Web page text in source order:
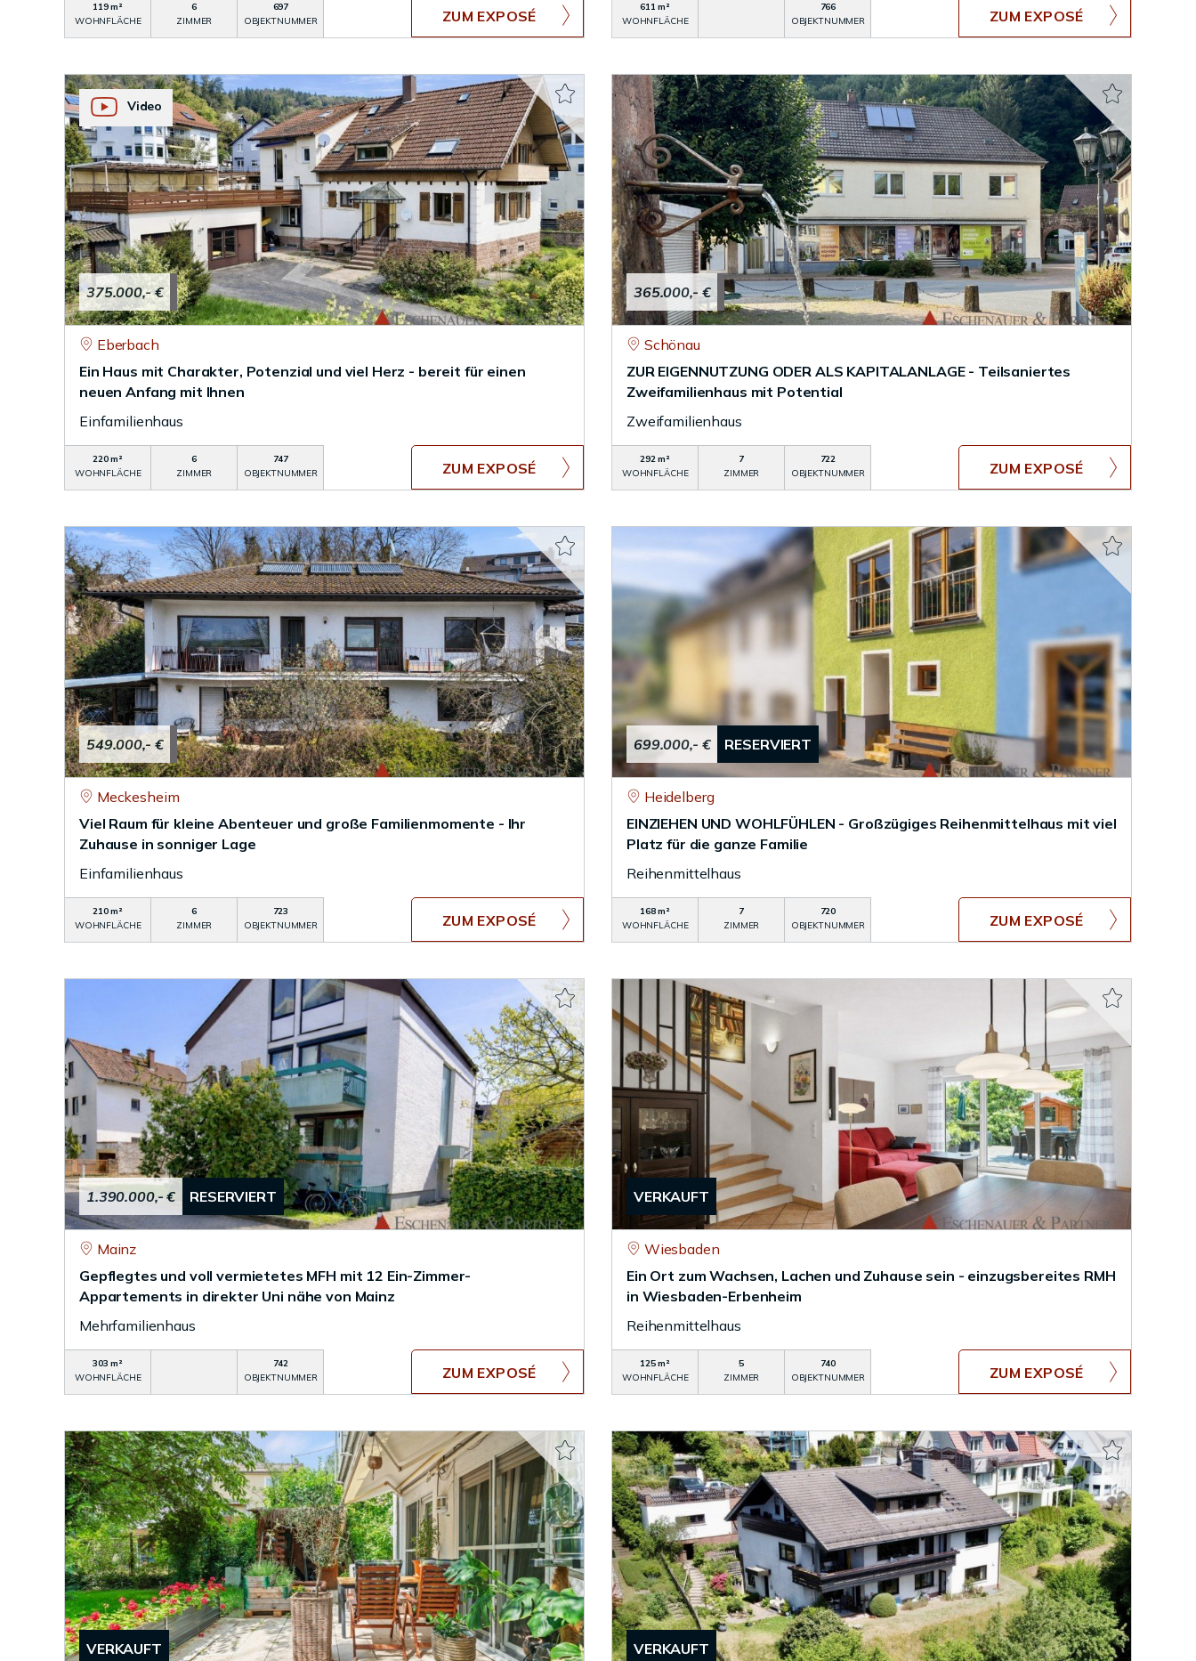
119 m²
WOHNFLÄCHE
6
ZIMMER
697
OBJEKTNUMMER
ZUM EXPOSÉ
611 m²
WOHNFLÄCHE
766
OBJEKTNUMMER
ZUM EXPOSÉ
375.000,- €
Video
Eberbach
Ein Haus mit Charakter, Potenzial und viel Herz - bereit für einen
neuen Anfang mit Ihnen
Einfamilienhaus
220 m²
WOHNFLÄCHE
6
ZIMMER
747
OBJEKTNUMMER
ZUM EXPOSÉ
365.000,- €
Schönau
ZUR EIGENNUTZUNG ODER ALS KAPITALANLAGE - Teilsaniertes
Zweifamilienhaus mit Potential
Zweifamilienhaus
292 m²
WOHNFLÄCHE
7
ZIMMER
722
OBJEKTNUMMER
ZUM EXPOSÉ
549.000,- €
Meckesheim
Viel Raum für kleine Abenteuer und große Familienmomente - Ihr
Zuhause in sonniger Lage
Einfamilienhaus
210 m²
WOHNFLÄCHE
6
ZIMMER
723
OBJEKTNUMMER
ZUM EXPOSÉ
699.000,- € RESERVIERT
Heidelberg
EINZIEHEN UND WOHLFÜHLEN - Großzügiges Reihenmittelhaus mit viel
Platz für die ganze Familie
Reihenmittelhaus
168 m²
WOHNFLÄCHE
7
ZIMMER
720
OBJEKTNUMMER
ZUM EXPOSÉ
1.390.000,- € RESERVIERT
Mainz
Gepflegtes und voll vermietetes MFH mit 12 Ein-Zimmer-
Appartements in direkter Uni nähe von Mainz
Mehrfamilienhaus
303 m²
WOHNFLÄCHE
742
OBJEKTNUMMER
ZUM EXPOSÉ
VERKAUFT
Wiesbaden
Ein Ort zum Wachsen, Lachen und Zuhause sein - einzugsbereites RMH
in Wiesbaden-Erbenheim
Reihenmittelhaus
125 m²
WOHNFLÄCHE
5
ZIMMER
740
OBJEKTNUMMER
ZUM EXPOSÉ
VERKAUFT VERKAUFT